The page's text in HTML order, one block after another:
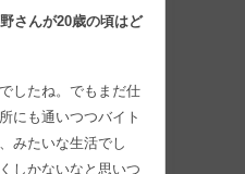
さんが20歳の頃はど
したね。でもまだ仕
にも通いつつバイト
みたいな生活でし
しかないなと思いつ